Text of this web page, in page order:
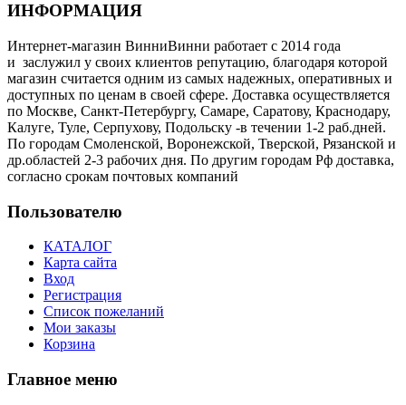
ИНФОРМАЦИЯ
Интернет-магазин ВинниВинни работает с 2014 года
и заслужил у своих клиентов репутацию, благодаря которой
магазин считается одним из самых надежных, оперативных и
доступных по ценам в своей сфере. Доставка осуществляется
по Москве, Санкт-Петербургу, Самаре, Саратову, Краснодару,
Калуге, Туле, Серпухову, Подольску -в течении 1-2 раб.дней.
По городам Смоленской, Воронежской, Тверской, Рязанской и
др.областей 2-3 рабочих дня. По другим городам Рф доставка,
согласно срокам почтовых компаний
Пользователю
КАТАЛОГ
Карта сайта
Вход
Регистрация
Список пожеланий
Мои заказы
Корзина
Главное меню